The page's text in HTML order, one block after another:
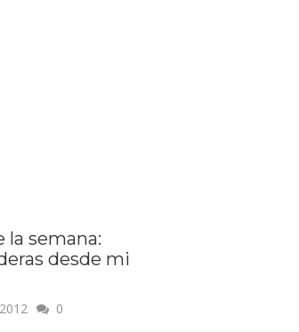
la semana:
desde mi
0